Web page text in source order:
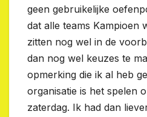
geen gebruikelijke
dat alle teams Kampioen
zitten nog wel in de
dan nog wel keuzes te
opmerking die ik al heb
organisatie is het spelen
zaterdag. Ik had dan